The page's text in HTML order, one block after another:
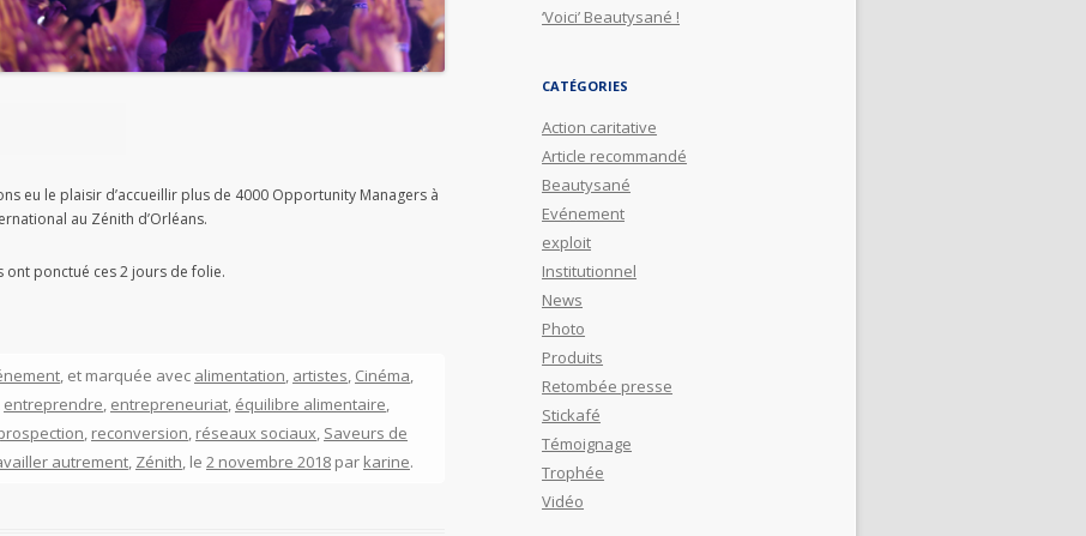
eu le plaisir d’accueillir plus de 4000 Opportunity Managers à
au Zénith d’Orléans.
ont ponctué ces 2 jours de folie.
, et marquée avec alimentation, artistes, Cinéma,
entreprendre, entrepreneuriat, équilibre alimentaire,
, reconversion, réseaux sociaux, Saveurs de
autrement, Zénith, le 2 novembre 2018 par karine.
‘Voici’ Beautysané !
CATÉGORIES
Action caritative
Article recommandé
Beautysané
Evénement
exploit
Institutionnel
News
Photo
Produits
Retombée presse
Stickafé
Témoignage
Trophée
Vidéo